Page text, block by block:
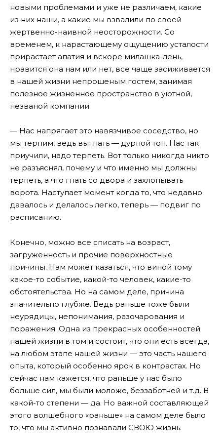
новыми проблемами и уже не различаем, какие
из них наши, а какие мы взвалили по своей
жертвенно-наивной неосторожности. Со
временем, к нарастающему ощущению усталости
прирастает апатия и вскоре милашка-лень,
нравится она нам или нет, все чаще засиживается
в нашей жизни непрошеным гостем, занимая
полезное жизненное пространство в уютной,
незваной компании.
— Нас напрягает это навязчивое соседство, но
мы терпим, ведь выгнать — дурной тон. Нас так
приучили, надо терпеть. Вот только никогда никто
не разъяснял, почему и что именно мы должны
терпеть, а что гнать со двора и захлопывать
ворота. Наступает момент когда то, что недавно
давалось и делалось легко, теперь — подвиг по
расписанию.
Конечно, можно все списать на возраст,
загруженность и прочие поверхностные
причины. Нам может казаться, что виной тому
какое-то событие, какой-то человек, какие-то
обстоятельства. Но на самом деле, причина
значительно глубже. Ведь раньше тоже были
неурядицы, непонимания, разочарования и
поражения. Одна из прекрасных особенностей
нашей жизни в том и состоит, что они есть всегда,
на любом этапе нашей жизни — это часть нашего
опыта, который особенно ярок в контрастах. Но
сейчас нам кажется, что раньше у нас было
больше сил, мы были моложе, беззаботней и т.д. В
какой-то степени — да. Но важной составляющей
этого волшебного «раньше» на самом деле было
то, что мы активно познавали СВОЮ жизнь.